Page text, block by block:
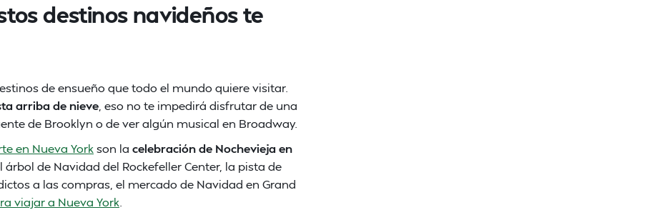
destinos navideños te
de ensueño que todo el mundo quiere visitar.
arriba de nieve , eso no te impedirá disfrutar de una
de Brooklyn o de ver algún musical en Broadway.
en Nueva Yorkson la celebración de Nochevieja en
árbol de Navidad del Rockefeller Center, la pista de
a las compras, el mercado de Navidad en Grand
viajar a Nueva York